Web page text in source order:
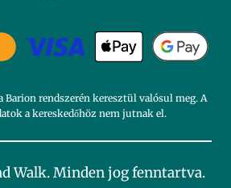
Barion rendszerén keresztül valósul meg. A
a kereskedőhöz nem jutnak el.
Walk. Minden jog fenntartva.